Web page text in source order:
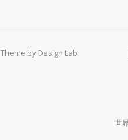
Theme by Design Lab
世